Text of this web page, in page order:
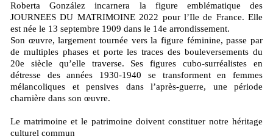
Roberta González incarnera la figure emblématique des
JOURNEES DU MATRIMOINE 2022 pour l’Ile de France. Elle
est née le 13 septembre 1909 dans le 14e arrondissement.
Son œuvre, largement tournée vers la figure féminine, passe par
de multiples phases et porte les traces des bouleversements du
20e siècle qu’elle traverse. Ses figures cubo-surréalistes en
détresse des années 1930-1940 se transforment en femmes
mélancoliques et pensives dans l’après-guerre, une période
charnière dans son œuvre.
Le matrimoine et le patrimoine doivent constituer notre héritage
culturel commun